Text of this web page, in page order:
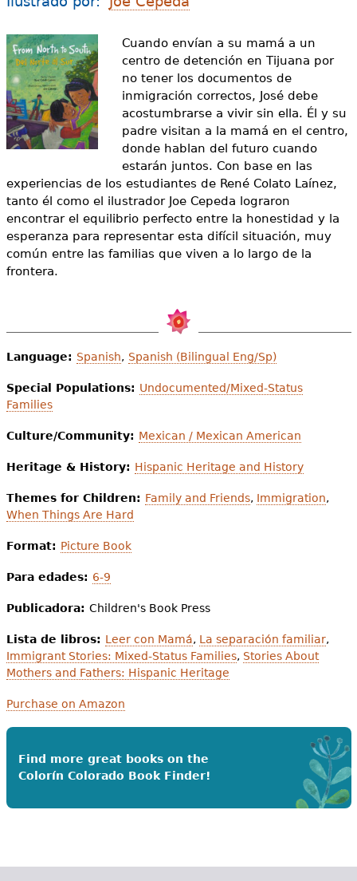
e
s
t
á
a
q
u
í
Cuando envían a su mamá a un
centro de detención en Tijuana por
no tener los documentos de
inmigración correctos, José debe
acostumbrarse a vivir sin ella. Él y su
padre visitan a la mamá en el centro,
donde hablan del futuro cuando
estarán juntos. Con base en las
experiencias de los estudiantes de René Colato Laínez,
tanto él como el ilustrador Joe Cepeda lograron
encontrar el equilibrio perfecto entre la honestidad y la
esperanza para representar esta difícil situación, muy
común entre las familias que viven a lo largo de la
frontera.
Language: Spanish, Spanish (Bilingual Eng/Sp)
Special Populations: Undocumented/Mixed-Status
Families
Culture/Community: Mexican / Mexican American
Heritage & History: Hispanic Heritage and History
Themes for Children: Family and Friends, Immigration,
When Things Are Hard
Format: Picture Book
Para edades: 6-9
Publicadora: Children's Book Press
Lista de libros: Leer con Mamá, La separación familiar,
Immigrant Stories: Mixed-Status Families, Stories About
Mothers and Fathers: Hispanic Heritage
Purchase on Amazon
Find more great books on the
Colorín Colorado Book Finder!